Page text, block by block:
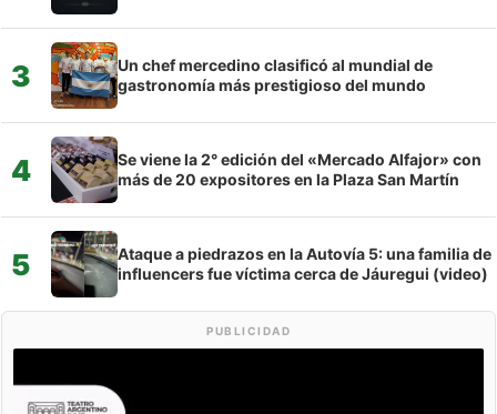
3
Un chef mercedino clasificó al mundial de
gastronomía más prestigioso del mundo
4
Se viene la 2° edición del «Mercado Alfajor» con
más de 20 expositores en la Plaza San Martín
5
Ataque a piedrazos en la Autovía 5: una familia de
influencers fue víctima cerca de Jáuregui (video)
PUBLICIDAD